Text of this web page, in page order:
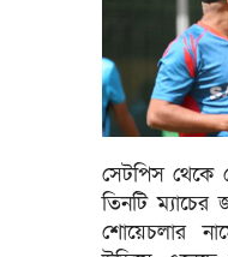
সেটপিস
তিনটি ম্যাচের
শোয়েচলার